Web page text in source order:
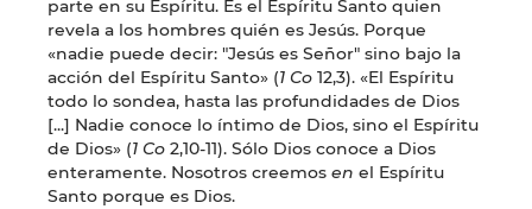
parte en su Espíritu. Es el Espíritu Santo quien
revela a los hombres quién es Jesús. Porque
«nadie puede decir: "Jesús es Señor" sino bajo la
acción del Espíritu Santo» (1 Co 12,3). «El Espíritu
todo lo sondea, hasta las profundidades de Dios
[...] Nadie conoce lo íntimo de Dios, sino el Espíritu
de Dios» (1 Co 2,10-11). Sólo Dios conoce a Dios
enteramente. Nosotros creemos en el Espíritu
Santo porque es Dios.